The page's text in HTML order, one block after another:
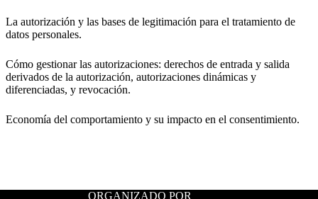
La autorización y las bases de legitimación para el tratamiento de
datos personales.
Cómo gestionar las autorizaciones: derechos de entrada y salida
derivados de la autorización, autorizaciones dinámicas y
diferenciadas, y revocación.
Economía del comportamiento y su impacto en el consentimiento.
ORGANIZADO POR